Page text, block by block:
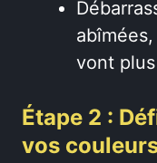
vont
Étape 2 :
vos